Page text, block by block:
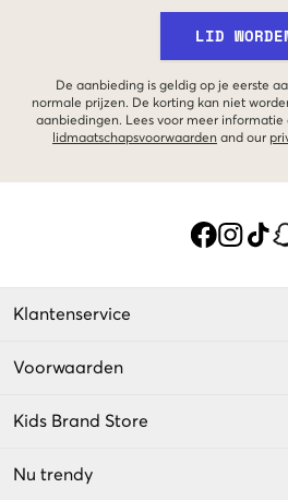
LID
De aanbieding is geldig op je eerste
normale prijzen. De korting kan niet
aanbiedingen. Lees voor meer informatie
lidmaatschapsvoorwaarden and our
Klantenservice
Voorwaarden
Kids Brand Store
Nu trendy